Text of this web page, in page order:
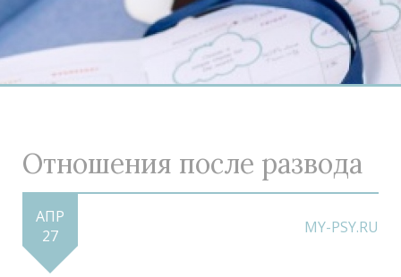
Отношения после развода
АПР
27
MY-PSY.RU